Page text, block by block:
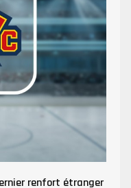
renfort étranger